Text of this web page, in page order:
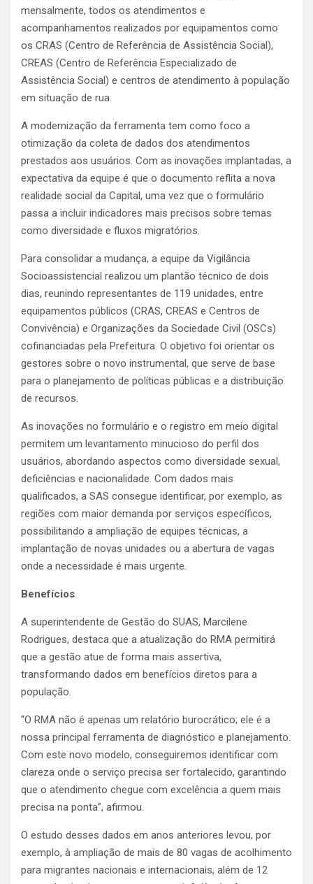
mensalmente, todos os atendimentos e
acompanhamentos realizados por equipamentos como
os CRAS (Centro de Referência de Assistência Social),
CREAS (Centro de Referência Especializado de
Assistência Social) e centros de atendimento à população
em situação de rua.
A modernização da ferramenta tem como foco a
otimização da coleta de dados dos atendimentos
prestados aos usuários. Com as inovações implantadas, a
expectativa da equipe é que o documento reflita a nova
realidade social da Capital, uma vez que o formulário
passa a incluir indicadores mais precisos sobre temas
como diversidade e fluxos migratórios.
Para consolidar a mudança, a equipe da Vigilância
Socioassistencial realizou um plantão técnico de dois
dias, reunindo representantes de 119 unidades, entre
equipamentos públicos (CRAS, CREAS e Centros de
Convivência) e Organizações da Sociedade Civil (OSCs)
cofinanciadas pela Prefeitura. O objetivo foi orientar os
gestores sobre o novo instrumental, que serve de base
para o planejamento de políticas públicas e a distribuição
de recursos.
As inovações no formulário e o registro em meio digital
permitem um levantamento minucioso do perfil dos
usuários, abordando aspectos como diversidade sexual,
deficiências e nacionalidade. Com dados mais
qualificados, a SAS consegue identificar, por exemplo, as
regiões com maior demanda por serviços específicos,
possibilitando a ampliação de equipes técnicas, a
implantação de novas unidades ou a abertura de vagas
onde a necessidade é mais urgente.
Benefícios
A superintendente de Gestão do SUAS, Marcilene
Rodrigues, destaca que a atualização do RMA permitirá
que a gestão atue de forma mais assertiva,
transformando dados em benefícios diretos para a
população.
“O RMA não é apenas um relatório burocrático; ele é a
nossa principal ferramenta de diagnóstico e planejamento.
Com este novo modelo, conseguiremos identificar com
clareza onde o serviço precisa ser fortalecido, garantindo
que o atendimento chegue com excelência a quem mais
precisa na ponta”, afirmou.
O estudo desses dados em anos anteriores levou, por
exemplo, à ampliação de mais de 80 vagas de acolhimento
para migrantes nacionais e internacionais, além de 12